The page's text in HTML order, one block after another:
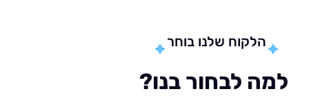
הלקוח שלנו בוחר
לבחור בנו?